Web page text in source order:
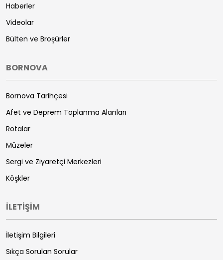
Haberler
Videolar
Bülten ve Broşürler
BORNOVA
Bornova Tarihçesi
Afet ve Deprem Toplanma Alanları
Rotalar
Müzeler
Sergi ve Ziyaretçi Merkezleri
Köşkler
İLETİŞİM
İletişim Bilgileri
Sıkça Sorulan Sorular